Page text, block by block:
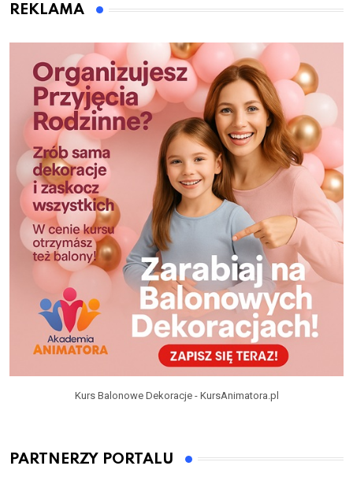
REKLAMA
Kurs Balonowe Dekoracje - KursAnimatora.pl
PARTNERZY PORTALU